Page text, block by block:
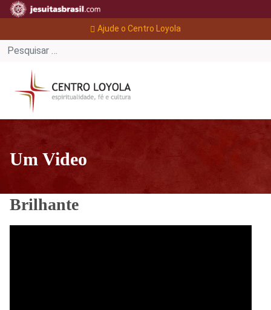
Ajude o Centro Loyola
Um Video
Brilhante